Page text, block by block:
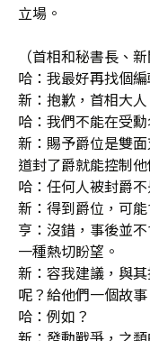
立場。
（首相和秘書長、
哈：我最好再找個
新：抱歉，首相大
哈：我們不能在受
新：賜予爵位是雙
道封了爵就能控制他
哈：任何人被封爵
新：得到爵位，可
亨：沒錯，事後並
一種熱切盼望。
新：容我建議，與
呢？給他們一個故事
哈：例如？